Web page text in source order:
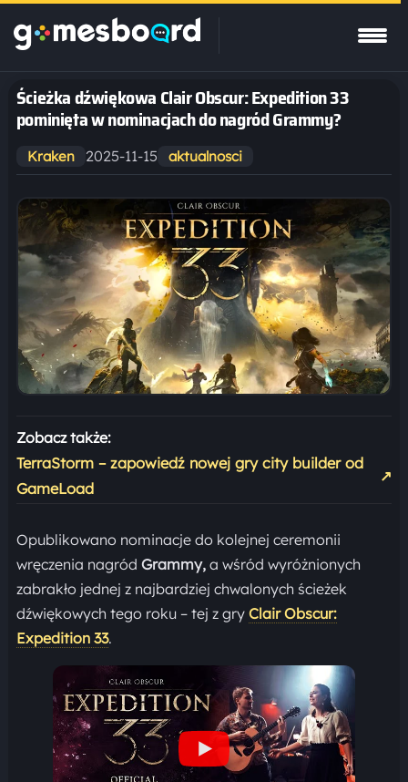
Ścieżka dźwiękowa Clair Obscur: Expedition 33
pominięta w nominacjach do nagród Grammy?
Kraken 2025-11-15 aktualnosci
Zobacz także:
TerraStorm – zapowiedź nowej gry city builder od
GameLoad
↗
Opublikowano nominacje do kolejnej ceremonii
wręczenia nagród Grammy, a wśród wyróżnionych
zabrakło jednej z najbardziej chwalonych ścieżek
dźwiękowych tego roku – tej z gry Clair Obscur:
Expedition 33.